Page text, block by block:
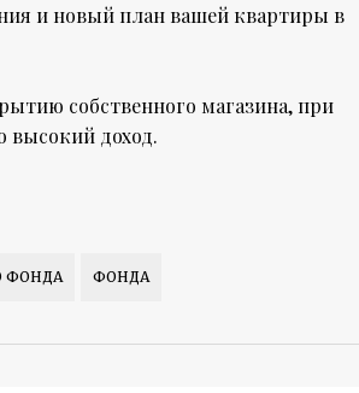
и новый план вашей квартиры в
собственного магазина, при
высокий доход.
ФОНДА ФОНДА